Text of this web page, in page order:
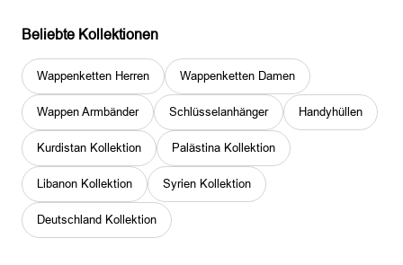
Beliebte Kollektionen
Wappenketten Herren Wappenketten Damen
Wappen Armbänder Schlüsselanhänger Handyhüllen
Kurdistan Kollektion Palästina Kollektion
Libanon Kollektion Syrien Kollektion
Deutschland Kollektion